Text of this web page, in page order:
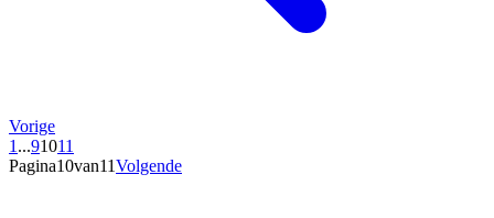
Vorige
1 ...91011
Pagina10van11Volgende